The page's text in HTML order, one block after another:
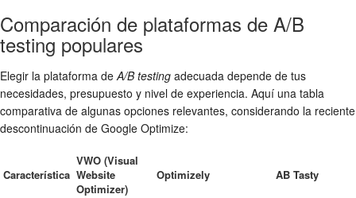
Comparación de plataformas de A/B
testing populares
Elegir la plataforma deA/B testing adecuada depende de tus
necesidades, presupuesto y nivel de experiencia. Aquí una tabla
comparativa de algunas opciones relevantes, considerando la reciente
descontinuación de Google Optimize:
Característica
VWO (Visual
Website
Optimizer)
Optimizely AB Tasty